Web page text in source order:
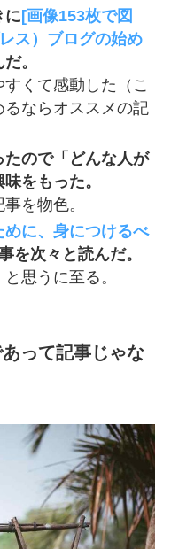
に [画像153枚で図
ス）ブログの始め
。
くて感動した（こ
ならオススメの記
ので「どんな人が
をもった。
を物色。
に、身につけるべ
を次々と読んだ。
思うに至る。
って記事じゃな